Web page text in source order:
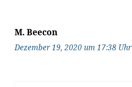
M. Beecon
Dezember 19, 2020 um 17:38 Uhr